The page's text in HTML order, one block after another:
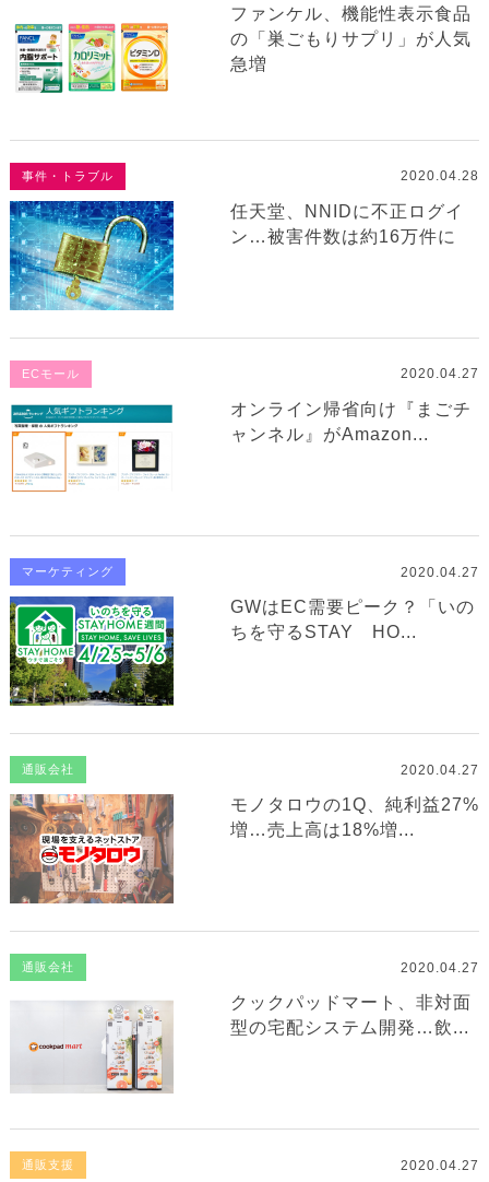
ファンケル、機能性表示食品
の「巣ごもりサプリ」が人気
急増
事件・トラブル 2020.04.28
任天堂、NNIDに不正ログイ
ン…被害件数は約16万件に
ECモール 2020.04.27
オンライン帰省向け『まごチ
ャンネル』がAmazon...
マーケティング 2020.04.27
GWはEC需要ピーク？「いの
ちを守るSTAY HO...
通販会社 2020.04.27
モノタロウの1Q、純利益27%
増…売上高は18%増...
通販会社 2020.04.27
クックパッドマート、非対面
型の宅配システム開発…飲...
通販支援 2020.04.27